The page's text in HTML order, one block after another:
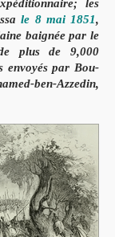
les
le 8 mai 1851,
baignée par le
plus de 9,000
envoyés par Bou-
ben-Azzedin,